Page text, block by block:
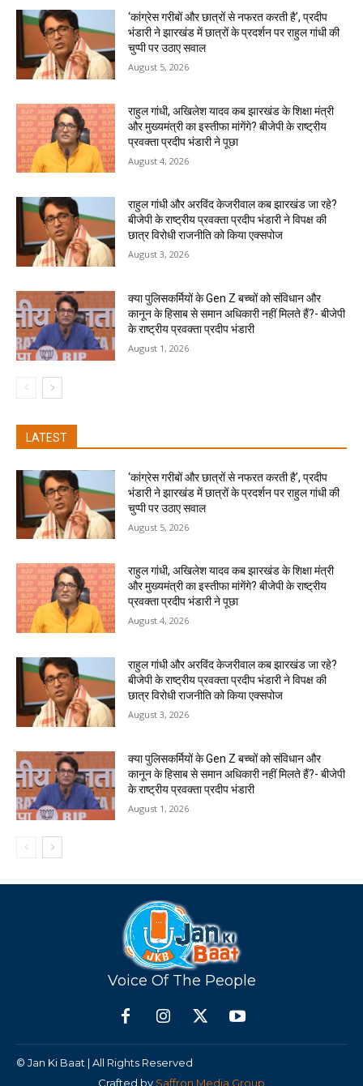
‘कांग्रेस गरीबों और छात्रों से नफरत करती है’, प्रदीप
भंडारी ने झारखंड में छात्रों के प्रदर्शन पर राहुल गांधी की
चुप्पी पर उठाए सवाल
August 5, 2026
राहुल गांधी, अखिलेश यादव कब झारखंड के शिक्षा मंत्री
और मुख्यमंत्री का इस्तीफा मांगेंगे? बीजेपी के राष्ट्रीय
प्रवक्ता प्रदीप भंडारी ने पूछा
August 4, 2026
राहुल गांधी और अरविंद केजरीवाल कब झारखंड जा रहे?
बीजेपी के राष्ट्रीय प्रवक्ता प्रदीप भंडारी ने विपक्ष की
छात्र विरोधी राजनीति को किया एक्सपोज
August 3, 2026
क्या पुलिसकर्मियों के Gen Z बच्चों को संविधान और
कानून के हिसाब से समान अधिकारी नहीं मिलते हैं?- बीजेपी
के राष्ट्रीय प्रवक्ता प्रदीप भंडारी
August 1, 2026
LATEST
‘कांग्रेस गरीबों और छात्रों से नफरत करती है’, प्रदीप
भंडारी ने झारखंड में छात्रों के प्रदर्शन पर राहुल गांधी की
चुप्पी पर उठाए सवाल
August 5, 2026
राहुल गांधी, अखिलेश यादव कब झारखंड के शिक्षा मंत्री
और मुख्यमंत्री का इस्तीफा मांगेंगे? बीजेपी के राष्ट्रीय
प्रवक्ता प्रदीप भंडारी ने पूछा
August 4, 2026
राहुल गांधी और अरविंद केजरीवाल कब झारखंड जा रहे?
बीजेपी के राष्ट्रीय प्रवक्ता प्रदीप भंडारी ने विपक्ष की
छात्र विरोधी राजनीति को किया एक्सपोज
August 3, 2026
क्या पुलिसकर्मियों के Gen Z बच्चों को संविधान और
कानून के हिसाब से समान अधिकारी नहीं मिलते हैं?- बीजेपी
के राष्ट्रीय प्रवक्ता प्रदीप भंडारी
August 1, 2026
Voice Of The People
© Jan Ki Baat | All Rights Reserved
Crafted by Saffron Media Group